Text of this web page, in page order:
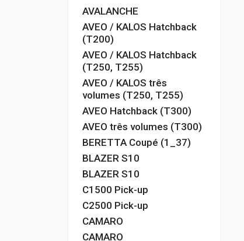
AVALANCHE
AVEO / KALOS Hatchback
(T200)
AVEO / KALOS Hatchback
(T250, T255)
AVEO / KALOS três
volumes (T250, T255)
AVEO Hatchback (T300)
AVEO três volumes (T300)
BERETTA Coupé (1_37)
BLAZER S10
BLAZER S10
C1500 Pick-up
C2500 Pick-up
CAMARO
CAMARO